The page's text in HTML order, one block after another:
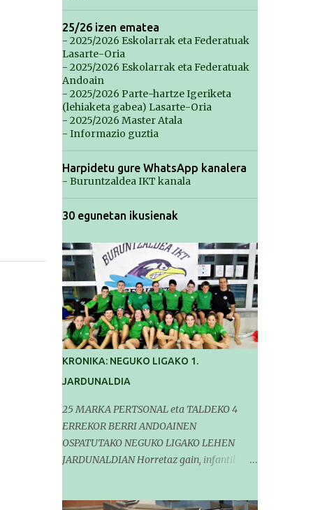
25/26 izen ematea
- 2025/2026 Eskolarrak eta Federatuak
Lasarte-Oria
- 2025/2026 Eskolarrak eta Federatuak
Andoain
- 2025/2026 Parte-hartze Igeriketa
(lehiaketa gabea) Lasarte-Oria
- 2025/2026 Master Atala
- Informazio guztia
Harpidetu gure WhatsApp kanalera
- Buruntzaldea IKT kanala
30 egunetan ikusienak
KRONIKA: NEGUKO LIGAKO 1.
JARDUNALDIA
25 MARKA PERTSONAL eta TALDEKO 4
ERREKOR BERRI ANDOAINEN
OSPATUTAKO NEGUKO LIGAKO LEHEN
JARDUNALDIAN Horretaz gain, infantil